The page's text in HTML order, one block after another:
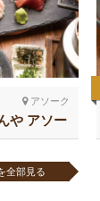
アソーク
や アソー
全部見る